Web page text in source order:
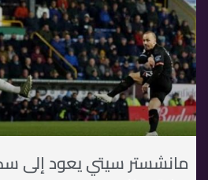
مانشستر سيتي يعود إلى